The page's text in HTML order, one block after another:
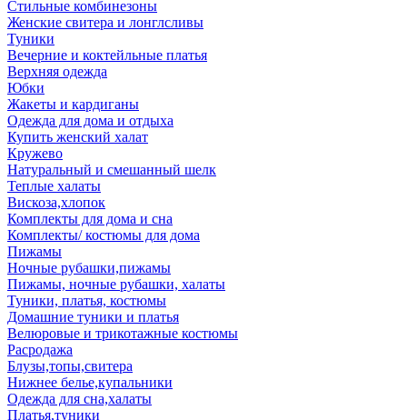
Стильные комбинезоны
Женские свитера и лонглсливы
Туники
Вечерние и коктейльные платья
Верхняя одежда
Юбки
Жакеты и кардиганы
Одежда для дома и отдыха
Купить женский халат
Кружево
Натуральный и смешанный шелк
Теплые халаты
Вискоза,хлопок
Комплекты для дома и сна
Комплекты/ костюмы для дома
Пижамы
Ночные рубашки,пижамы
Пижамы, ночные рубашки, халаты
Туники, платья, костюмы
Домашние туники и платья
Велюровые и трикотажные костюмы
Расродажа
Блузы,топы,свитера
Нижнее белье,купальники
Одежда для сна,халаты
Платья,туники